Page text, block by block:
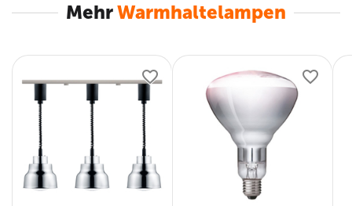
MehrWarmhaltelampen